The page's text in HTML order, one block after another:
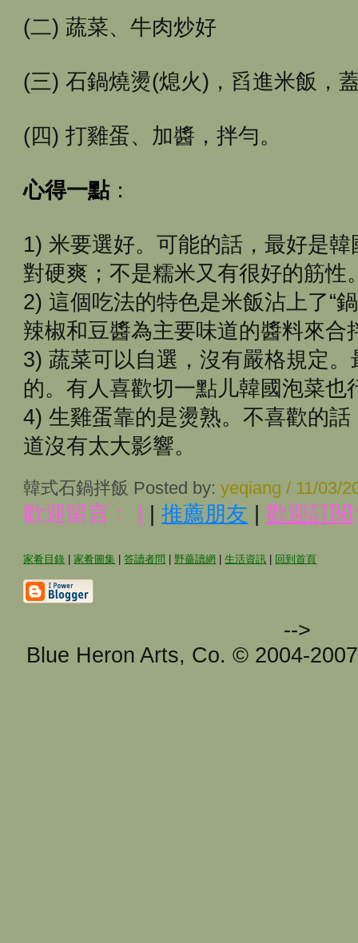
(二) 蔬菜、牛肉炒好
(三) 石鍋燒燙(熄火)，舀進米飯，
(四) 打雞蛋、加醬，拌勻。
心得一點：
1) 米要選好。可能的話，最好是
對硬爽；不是糯米又有很好的筋性
2) 這個吃法的特色是米飯沾上了“
辣椒和豆醬為主要味道的醬料來合
3) 蔬菜可以自選，沒有嚴格規定
的。有人喜歡切一點儿韓國泡菜也
4) 生雞蛋靠的是燙熟。不喜歡的
道沒有太大影響。
韓式石鍋拌飯 Posted by:yeqiang / 11/03/
歡迎留言﹕ | |推薦朋友 |歡迎訂閱
家肴目錄 |家肴圖集 |答讀者問 野薔讀網 |生活資訊 回到首頁
-->
Blue Heron Arts, Co. © 2004-